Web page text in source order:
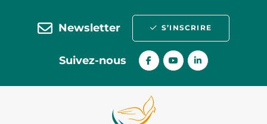
Newsletter S’INSCRIRE
Suivez-nous